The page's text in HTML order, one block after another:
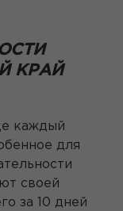
КРАЙ
каждый
для
своей
за 10 дней